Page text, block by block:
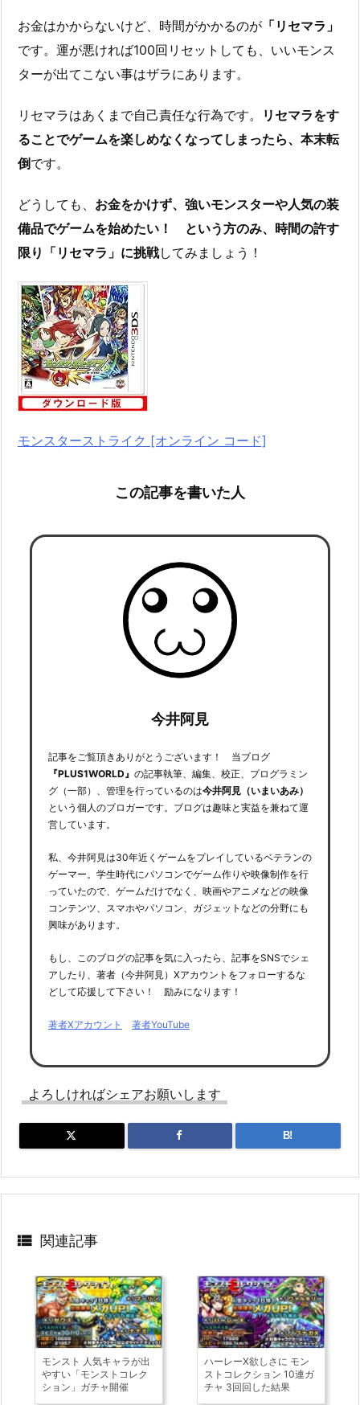
お金はかからないけど、時間がかかるのが 「リセマラ」
です。運が悪ければ100回リセットしても、いいモンス
ターが出てこない事はザラにあります。
リセマラはあくまで自己責任な行為です。
リセマラをす
ることでゲームを楽しめなくなってしまったら、本末転
倒です。
どうしても、 お金をかけず、強いモンスターや人気の装
備品でゲームを始めたい！ という方のみ、時間の許す
限り「リセマラ」に挑戦してみましょう！
モンスターストライク [オンライン コード]
この記事を書いた人
今井阿見
記事をご覧頂きありがとうございます！ 当ブログ
『PLUS1WORLD』 の記事執筆、編集、校正、プログラミン
グ（一部）、管理を行っているのは今井阿見（いまいあみ）
という個人のブロガーです。ブログは趣味と実益を兼ねて運
営しています。
私、今井阿見は30年近くゲームをプレイしているベテランの
ゲーマー。学生時代にパソコンでゲーム作りや映像制作を行
っていたので、ゲームだけでなく、映画やアニメなどの映像
コンテンツ、スマホやパソコン、ガジェットなどの分野にも
興味があります。
もし、このブログの記事を気に入ったら、記事をSNSでシェ
アしたり、著者（今井阿見）Xアカウントをフォローするな
どして応援して下さい！ 励みになります！
著者Xアカウント 著者YouTube
よろしければシェアお願いします
B!
 関連記事
モンスト 人気キャラが出
やすい「モンストコレク
ション」ガチャ開催
ハーレーX欲しさに モン
ストコレクション 10連ガ
チャ 3回回した結果